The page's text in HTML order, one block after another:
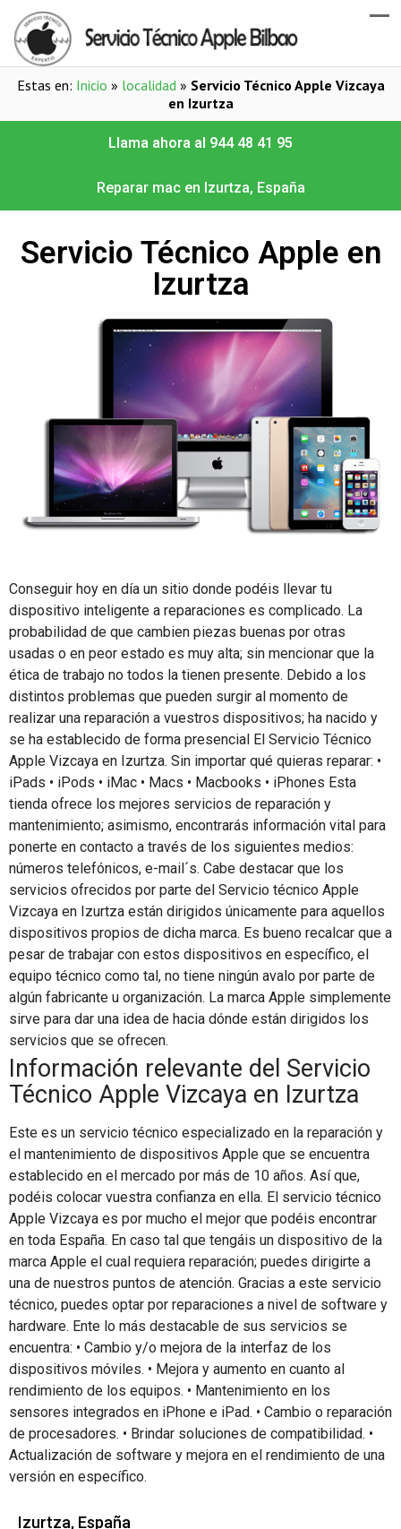
Estas en: Inicio » localidad» Servicio Técnico Apple Vizcaya
en Izurtza
Llama ahora al 944 48 41 95
Reparar mac en Izurtza, España
Servicio Técnico Apple en
Izurtza
Conseguir hoy en día un sitio donde podéis llevar tu
dispositivo inteligente a reparaciones es complicado. La
probabilidad de que cambien piezas buenas por otras
usadas o en peor estado es muy alta; sin mencionar que la
ética de trabajo no todos la tienen presente. Debido a los
distintos problemas que pueden surgir al momento de
realizar una reparación a vuestros dispositivos; ha nacido y
se ha establecido de forma presencial El Servicio Técnico
Apple Vizcaya en Izurtza. Sin importar qué quieras reparar: •
iPads • iPods • iMac • Macs • Macbooks • iPhones Esta
tienda ofrece los mejores servicios de reparación y
mantenimiento; asimismo, encontrarás información vital para
ponerte en contacto a través de los siguientes medios:
números telefónicos, e-mail´s. Cabe destacar que los
servicios ofrecidos por parte del Servicio técnico Apple
Vizcaya en Izurtza están dirigidos únicamente para aquellos
dispositivos propios de dicha marca. Es bueno recalcar que a
pesar de trabajar con estos dispositivos en específico, el
equipo técnico como tal, no tiene ningún avalo por parte de
algún fabricante u organización. La marca Apple simplemente
sirve para dar una idea de hacia dónde están dirigidos los
servicios que se ofrecen.
Información relevante del Servicio
Técnico Apple Vizcaya en Izurtza
Este es un servicio técnico especializado en la reparación y
el mantenimiento de dispositivos Apple que se encuentra
establecido en el mercado por más de 10 años. Así que,
podéis colocar vuestra confianza en ella. El servicio técnico
Apple Vizcaya es por mucho el mejor que podéis encontrar
en toda España. En caso tal que tengáis un dispositivo de la
marca Apple el cual requiera reparación; puedes dirigirte a
una de nuestros puntos de atención. Gracias a este servicio
técnico, puedes optar por reparaciones a nivel de software y
hardware. Ente lo más destacable de sus servicios se
encuentra: • Cambio y/o mejora de la interfaz de los
dispositivos móviles. • Mejora y aumento en cuanto al
rendimiento de los equipos. • Mantenimiento en los
sensores integrados en iPhone e iPad. • Cambio o reparación
de procesadores. • Brindar soluciones de compatibilidad. •
Actualización de software y mejora en el rendimiento de una
versión en específico.
Izurtza, España